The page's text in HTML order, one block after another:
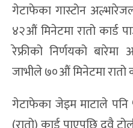
गेटाफेका गास्टोन
४२औं मिनेटमा रातो कार्ड
रेफ्रीको निर्णयको
जाभीले ७०औं मिनेटमा रातो